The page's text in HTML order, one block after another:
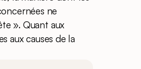
ne
». Quant aux
aux causes de la